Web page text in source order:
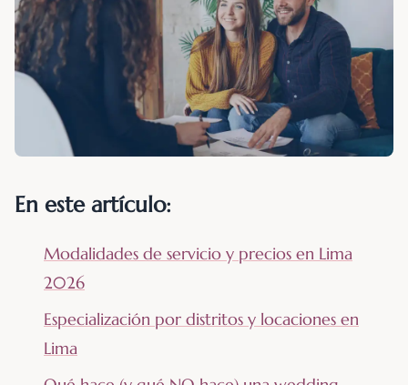
En este artículo:
Modalidades de servicio y precios en Lima
2026
Especialización por distritos y locaciones en
Lima